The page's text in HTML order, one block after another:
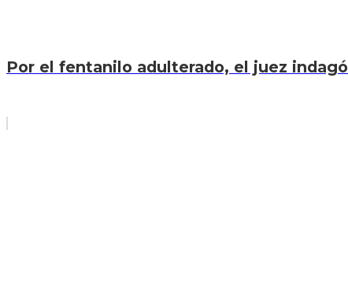
Por el fentanilo adulterado, el juez